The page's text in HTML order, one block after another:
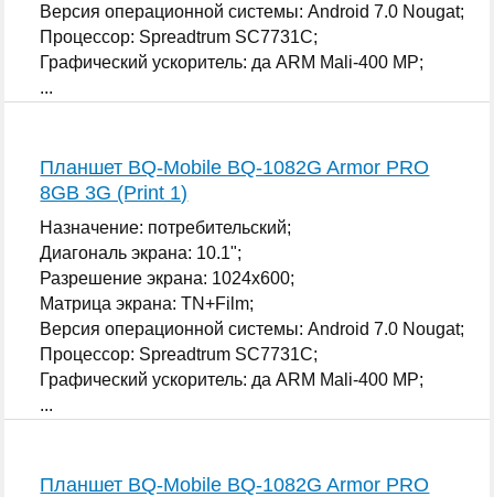
Версия операционной системы: Android 7.0 Nougat;
Процессор: Spreadtrum SC7731C;
Графический ускоритель: да ARM Mali-400 MP;
...
Планшет BQ-Mobile BQ-1082G Armor PRO
8GB 3G (Print 1)
Назначение: потребительский;
Диагональ экрана: 10.1";
Разрешение экрана: 1024x600;
Матрица экрана: TN+Film;
Версия операционной системы: Android 7.0 Nougat;
Процессор: Spreadtrum SC7731C;
Графический ускоритель: да ARM Mali-400 MP;
...
Планшет BQ-Mobile BQ-1082G Armor PRO